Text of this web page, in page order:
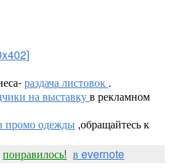
раздача листовок .
на выставкув рекламном
промо одежды ,обращайтесь к
понравилось! в evernote